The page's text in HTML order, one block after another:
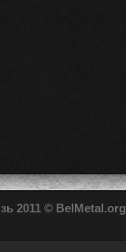
зь 2011 © BelMetal.org